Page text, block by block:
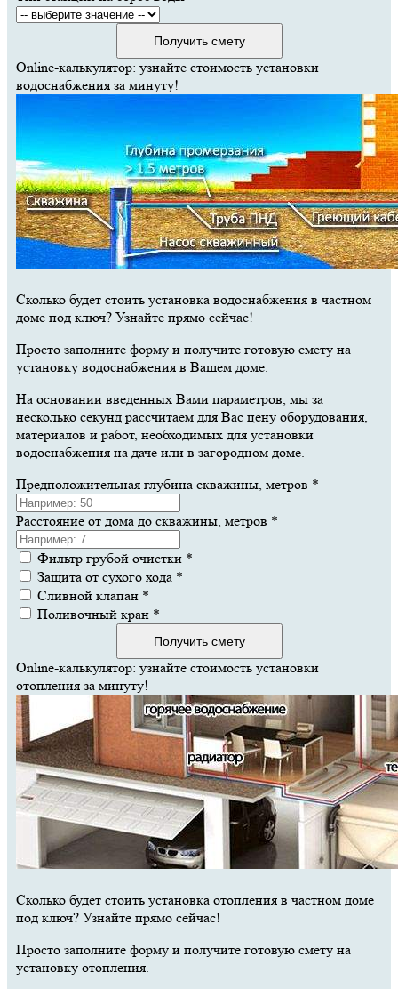
Получить смету
Online-калькулятор: узнайте стоимость установки
водоснабжения за минуту!
Сколько будет стоить установка водоснабжения в частном
доме под ключ? Узнайте прямо сейчас!
Просто заполните форму и получите готовую смету на
установку водоснабжения в Вашем доме.
На основании введенных Вами параметров, мы за
несколько секунд рассчитаем для Вас цену оборудования,
материалов и работ, необходимых для установки
водоснабжения на даче или в загородном доме.
Предположительная глубина скважины, метров *
Расстояние от дома до скважины, метров *
Фильтр грубой очистки *
Защита от сухого хода *
Сливной клапан *
Поливочный кран *
Получить смету
Online-калькулятор: узнайте стоимость установки
отопления за минуту!
Сколько будет стоить установка отопления в частном доме
под ключ? Узнайте прямо сейчас!
Просто заполните форму и получите готовую смету на
установку отопления.